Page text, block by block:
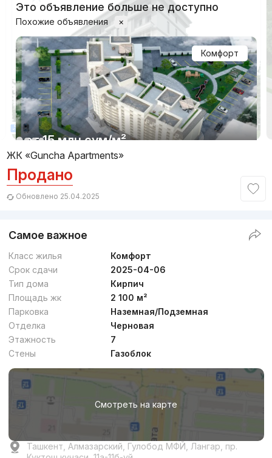
Это объявление больше не доступно
Похожие объявления ×
Комфорт
от15 млн сум/м²
Сдан 2023,
ЖК «Farabi»
от16.5 млн сум /м²
Сдан 2026,chigatoy-farabi
ЖК «Chigatoy Farabi»
+998 (99) 923...
Комфорт
1/3
Есть лицензия
ЖК «Guncha Apartments»
Продано
Обновлено 25.04.2025
Самое важное
Класс жилья
Комфорт
Срок сдачи
2025-04-06
Тип дома
Кирпич
Площадь жк
2 100 м²
Парковка
Наземная/Подземная
Отделка
Черновая
Этажность
7
Стены
Газоблок
Смотреть на карте
Ташкент, Алмазарский, Гулобод МФЙ, Лангар, пр.